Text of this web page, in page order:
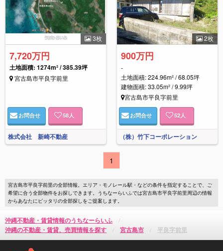
3枚
7,720万円
土地面積: 1274m² / 385.39坪
宮古島市平良字前里
お問合せ 58人
株式会社 新崎不動産
2枚
900万円
-
土地面積: 224.96m² / 68.05坪
建物面積: 33.05m² / 9.99坪
宮古島市平良字前里
お問合せ 52人
（株）竹下コーポレーション
1
宮古島市平良字前里の全部情報。エリア・モノレール駅・などの条件を指定することで、ご
希望に合う全部物件をお探しできます。うちなーらいふでは宮古島市平良字前里周辺の情報
からあなたにピッタリの全部探しをご提案します。
沖縄不動産・賃貸情報のうちなーらいふ
沖縄の不動産・賃貸、売買情報を探す
宮古島市 平良字前里